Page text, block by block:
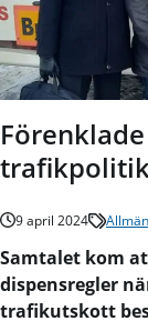
9 april 2024
Samtalet kom
dispensregler
trafikutskott